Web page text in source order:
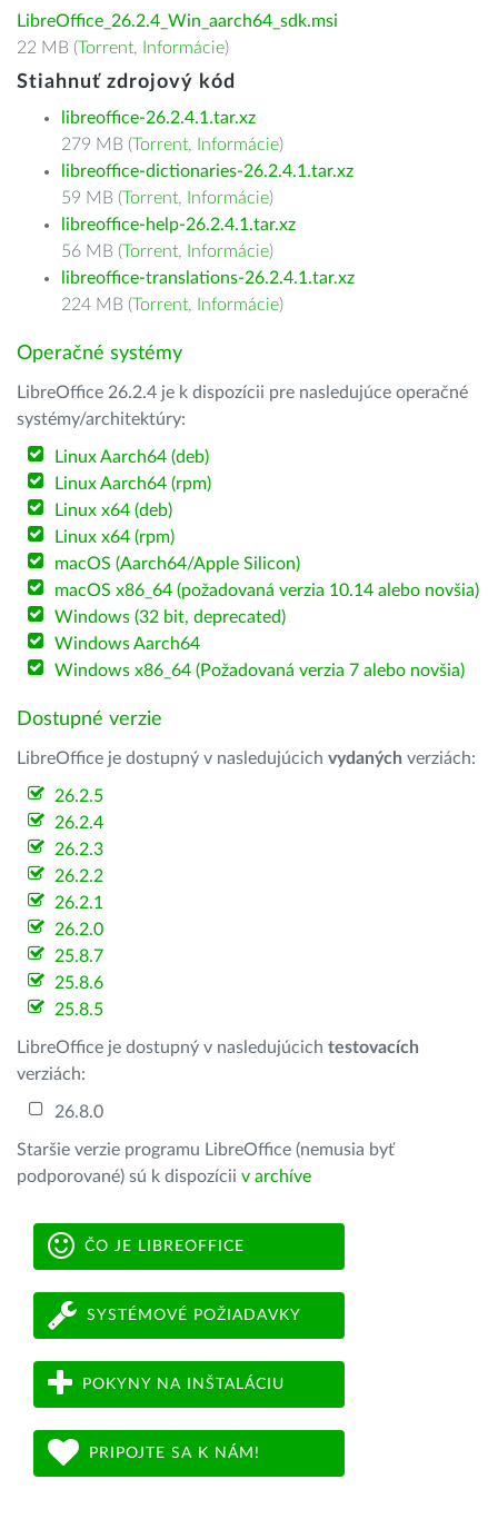
LibreOffice_26.2.4_Win_aarch64_sdk.msi
22 MB (Torrent, Informácie)
Stiahnuť zdrojový kód
libreoffice-26.2.4.1.tar.xz
279 MB (Torrent, Informácie)
libreoffice-dictionaries-26.2.4.1.tar.xz
59 MB (Torrent, Informácie)
libreoffice-help-26.2.4.1.tar.xz
56 MB (Torrent, Informácie)
libreoffice-translations-26.2.4.1.tar.xz
224 MB (Torrent, Informácie)
Operačné systémy
LibreOffice 26.2.4 je k dispozícii pre nasledujúce operačné
systémy/architektúry:
Linux Aarch64 (deb)
Linux Aarch64 (rpm)
Linux x64 (deb)
Linux x64 (rpm)
macOS (Aarch64/Apple Silicon)
macOS x86_64 (požadovaná verzia 10.14 alebo novšia)
Windows (32 bit, deprecated)
Windows Aarch64
Windows x86_64 (Požadovaná verzia 7 alebo novšia)
Dostupné verzie
LibreOffice je dostupný v nasledujúcich vydaných verziách:
26.2.5
26.2.4
26.2.3
26.2.2
26.2.1
26.2.0
25.8.7
25.8.6
25.8.5
LibreOffice je dostupný v nasledujúcich testovacích
verziách:
26.8.0
Staršie verzie programu LibreOffice (nemusia byť
podporované) sú k dispozícii v archíve
ČO JE LIBREOFFICE
SYSTÉMOVÉ POŽIADAVKY
POKYNY NA INŠTALÁCIU
PRIPOJTE SA K NÁM!